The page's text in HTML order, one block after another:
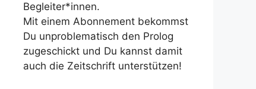
Begleiter*innen.
Mit einem Abonnement bekommst
Du unproblematisch den Prolog
zugeschickt und Du kannst damit
auch die Zeitschrift unterstützen!